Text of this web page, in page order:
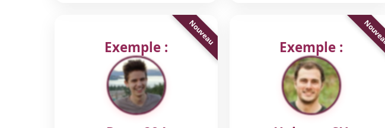
Exemple : Exemple :